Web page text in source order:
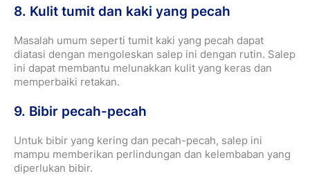
8. Kulit tumit dan kaki yang pecah
Masalah umum seperti tumit kaki yang pecah dapat
diatasi dengan mengoleskan salep ini dengan rutin. Salep
ini dapat membantu melunakkan kulit yang keras dan
memperbaiki retakan.
9. Bibir pecah-pecah
Untuk bibir yang kering dan pecah-pecah, salep ini
mampu memberikan perlindungan dan kelembaban yang
diperlukan bibir.